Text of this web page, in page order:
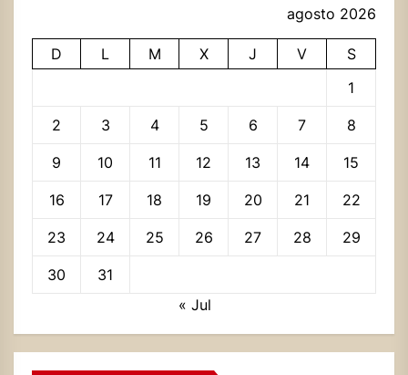
agosto 2026
D L M X J V
S
1
2 3 4 5 6 7 8
9 10 11 12 13 14 15
16 17 18 19 20 21 22
23 24 25 26 27 28 29
30
31
« Jul